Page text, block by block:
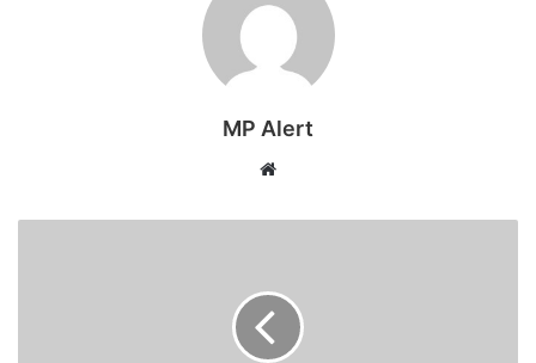
MP Alert
Website